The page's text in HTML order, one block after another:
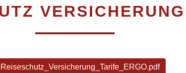
Reiseschutz_Versicherung_Tarife_ERGO.pdf